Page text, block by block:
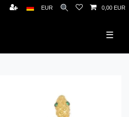
EUR 0,00 EUR
☰